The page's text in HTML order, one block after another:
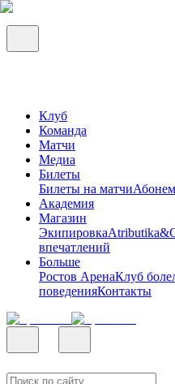
Клуб
Команда
Матчи
Медиа
Билеты
Билеты на матчи
Академия
Магазин
Экипировка
впечатлений
Больше
Ростов АренаКлуб
поведенияКонтакты